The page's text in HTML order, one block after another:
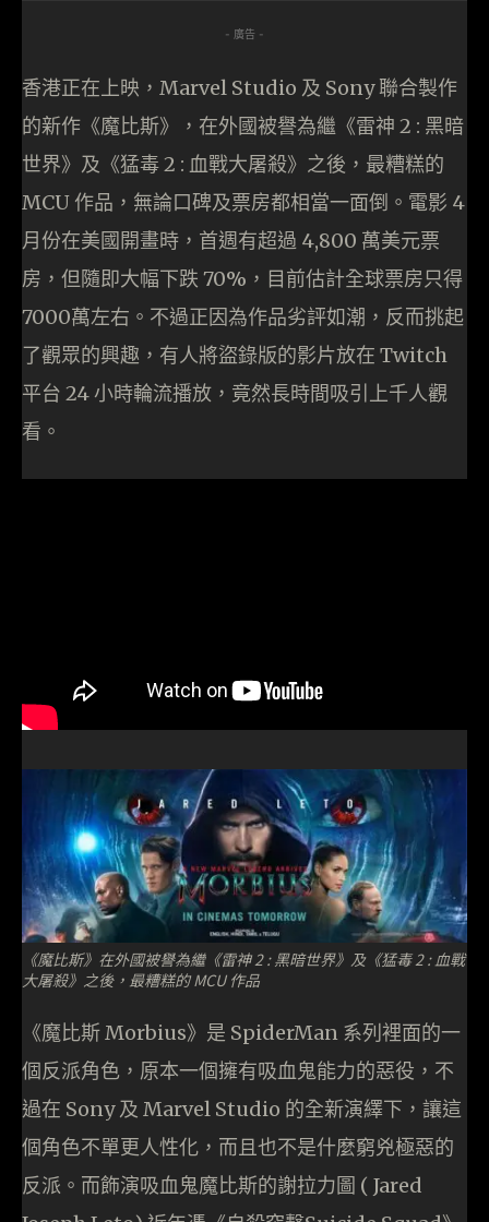
- 廣告 -
香港正在上映，Marvel Studio 及 Sony 聯合製作
的新作《魔比斯》，在外國被譽為繼《雷神 2 : 黑暗
世界》及《猛毒 2 : 血戰大屠殺》之後，最糟糕的
MCU 作品，無論口碑及票房都相當一面倒。電影 4
月份在美國開畫時，首週有超過 4,800 萬美元票
房，但隨即大幅下跌 70%，目前估計全球票房只得
7000萬左右。不過正因為作品劣評如潮，反而挑起
了觀眾的興趣，有人將盜錄版的影片放在 Twitch
平台 24 小時輪流播放，竟然長時間吸引上千人觀
看。
《魔比斯》在外國被譽為繼《雷神 2 : 黑暗世界》及《猛毒 2 : 血戰
大屠殺》之後，最糟糕的 MCU 作品
《魔比斯 Morbius》是 SpiderMan 系列裡面的一
個反派角色，原本一個擁有吸血鬼能力的惡役，不
過在 Sony 及 Marvel Studio 的全新演繹下，讓這
個角色不單更人性化，而且也不是什麼窮兇極惡的
反派。而飾演吸血鬼魔比斯的謝拉力圖 ( Jared